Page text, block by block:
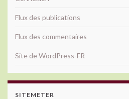
Flux des publications
Flux des commentaires
Site de WordPress-FR
SITEMETER